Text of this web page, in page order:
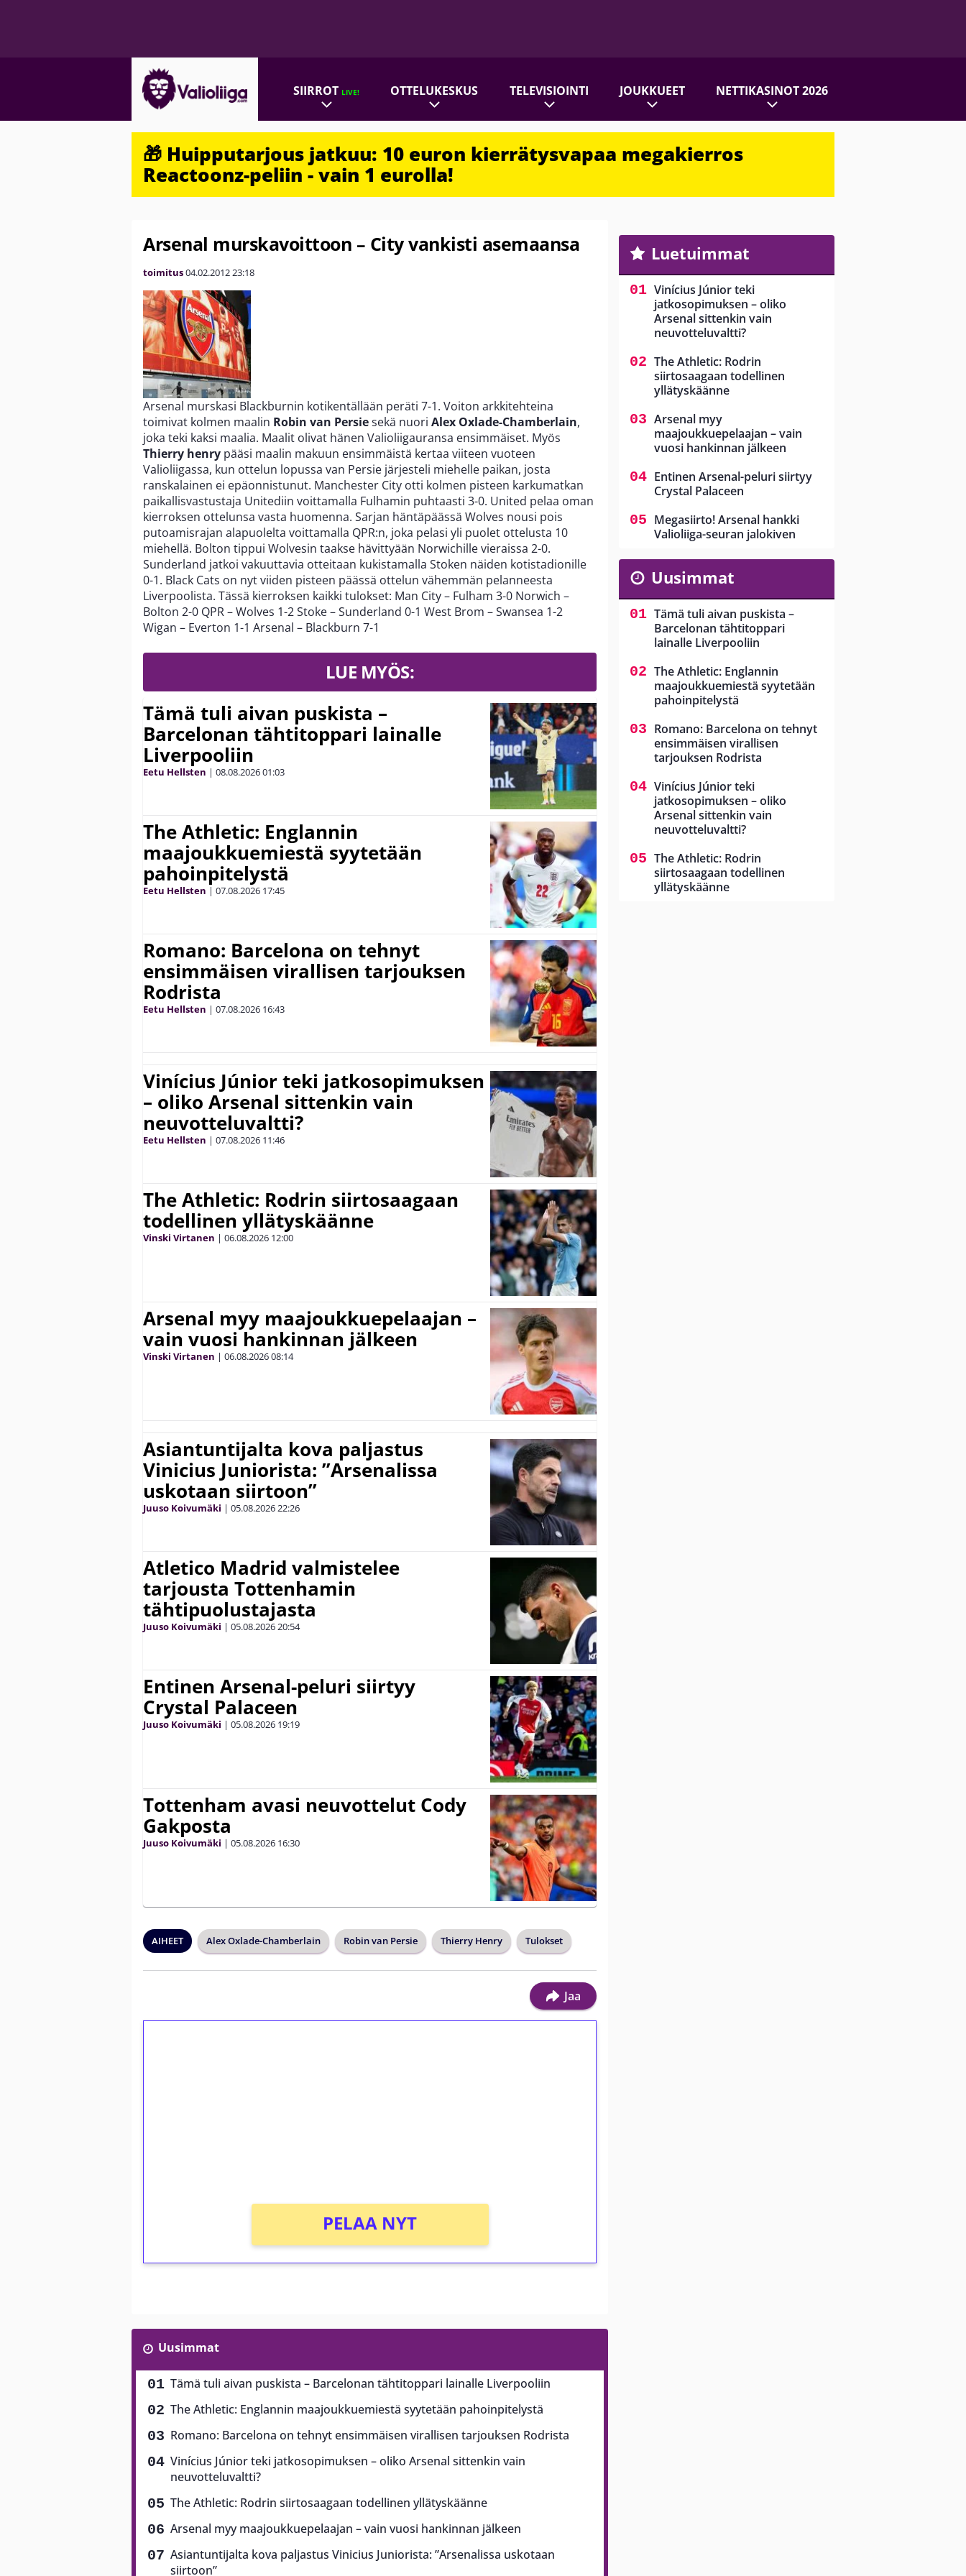
SIIRROTLIVE! OTTELUKESKUS TELEVISIOINTI JOUKKUEET NETTIKASINOT 2026
🎁 Huipputarjous jatkuu: 10 euron kierrätysvapaa megakierros
Reactoonz-peliin - vain 1 eurolla!
Arsenal murskavoittoon – City vankisti asemaansa
toimitus04.02.201223:18
Arsenal murskasi Blackburnin kotikentällään peräti 7-1. Voiton arkkitehteina
toimivat kolmen maalin Robin van Persiesekä nuori Alex Oxlade-Chamberlain,
joka teki kaksi maalia. Maalit olivat hänen Valioliigauransa ensimmäiset. Myös
Thierry henry pääsi maalin makuun ensimmäistä kertaa viiteen vuoteen
Valioliigassa, kun ottelun lopussa van Persie järjesteli miehelle paikan, josta
ranskalainen ei epäonnistunut. Manchester City otti kolmen pisteen karkumatkan
paikallisvastustaja Unitediin voittamalla Fulhamin puhtaasti 3-0. United pelaa oman
kierroksen ottelunsa vasta huomenna. Sarjan häntäpäässä Wolves nousi pois
putoamisrajan alapuolelta voittamalla QPR:n, joka pelasi yli puolet ottelusta 10
miehellä. Bolton tippui Wolvesin taakse hävittyään Norwichille vieraissa 2-0.
Sunderland jatkoi vakuuttavia otteitaan kukistamalla Stoken näiden kotistadionille
0-1. Black Cats on nyt viiden pisteen päässä ottelun vähemmän pelanneesta
Liverpoolista. Tässä kierroksen kaikki tulokset: Man City – Fulham 3-0 Norwich –
Bolton 2-0 QPR – Wolves 1-2 Stoke – Sunderland 0-1 West Brom – Swansea 1-2
Wigan – Everton 1-1 Arsenal – Blackburn 7-1
LUE MYÖS:
Tämä tuli aivan puskista –
Barcelonan tähtitoppari lainalle
Liverpooliin
Eetu Hellsten | 08.08.202601:03
The Athletic: Englannin
maajoukkuemiestä syytetään
pahoinpitelystä
Eetu Hellsten | 07.08.2026 17:45
Romano: Barcelona on tehnyt
ensimmäisen virallisen tarjouksen
Rodrista
Eetu Hellsten | 07.08.2026 16:43
Vinícius Júnior teki jatkosopimuksen
– oliko Arsenal sittenkin vain
neuvotteluvaltti?
Eetu Hellsten | 07.08.2026 11:46
The Athletic: Rodrin siirtosaagaan
todellinen yllätyskäänne
Vinski Virtanen | 06.08.2026 12:00
Arsenal myy maajoukkuepelaajan –
vain vuosi hankinnan jälkeen
Vinski Virtanen | 06.08.202608:14
Asiantuntijalta kova paljastus
Vinicius Juniorista: ”Arsenalissa
uskotaan siirtoon”
Juuso Koivumäki | 05.08.202622:26
Atletico Madrid valmistelee
tarjousta Tottenhamin
tähtipuolustajasta
Juuso Koivumäki | 05.08.202620:54
Entinen Arsenal-peluri siirtyy
Crystal Palaceen
Juuso Koivumäki | 05.08.2026 19:19
Tottenham avasi neuvottelut Cody
Gakposta
Juuso Koivumäki | 05.08.2026 16:30
AIHEET Alex Oxlade-Chamberlain Robin van Persie Thierry Henry Tulokset
Jaa
PELAA NYT
Uusimmat
Tämä tuli aivan puskista – Barcelonan tähtitoppari lainalle Liverpooliin
The Athletic: Englannin maajoukkuemiestä syytetään pahoinpitelystä
Romano: Barcelona on tehnyt ensimmäisen virallisen tarjouksen Rodrista
Vinícius Júnior teki jatkosopimuksen – oliko Arsenal sittenkin vain
neuvotteluvaltti?
The Athletic: Rodrin siirtosaagaan todellinen yllätyskäänne
Arsenal myy maajoukkuepelaajan – vain vuosi hankinnan jälkeen
Asiantuntijalta kova paljastus Vinicius Juniorista: ”Arsenalissa uskotaan
siirtoon”
Luetuimmat
Vinícius Júnior teki
jatkosopimuksen – oliko
Arsenal sittenkin vain
neuvotteluvaltti?
The Athletic: Rodrin
siirtosaagaan todellinen
yllätyskäänne
Arsenal myy
maajoukkuepelaajan – vain
vuosi hankinnan jälkeen
Entinen Arsenal-peluri siirtyy
Crystal Palaceen
Megasiirto! Arsenal hankki
Valioliiga-seuran jalokiven
Uusimmat
Tämä tuli aivan puskista –
Barcelonan tähtitoppari
lainalle Liverpooliin
The Athletic: Englannin
maajoukkuemiestä syytetään
pahoinpitelystä
Romano: Barcelona on tehnyt
ensimmäisen virallisen
tarjouksen Rodrista
Vinícius Júnior teki
jatkosopimuksen – oliko
Arsenal sittenkin vain
neuvotteluvaltti?
The Athletic: Rodrin
siirtosaagaan todellinen
yllätyskäänne